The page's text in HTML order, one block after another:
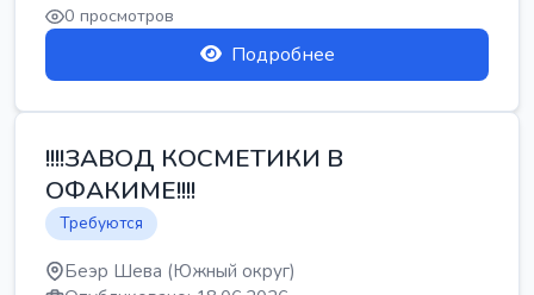
0 просмотров
Подробнее
!!!!ЗАВОД КОСМЕТИКИ В
ОФАКИМЕ!!!!
Требуются
Беэр Шева (Южный округ)